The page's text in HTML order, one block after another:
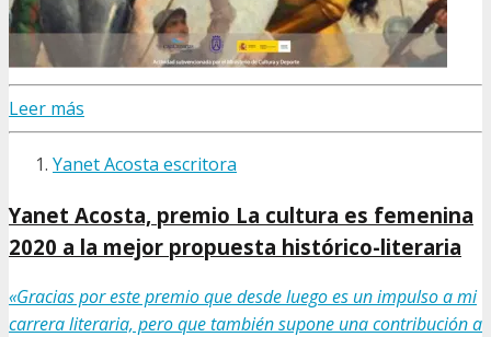
Leer más
Yanet Acosta escritora
Yanet Acosta, premio La cultura es femenina
2020 a la mejor propuesta histórico-literaria
«Gracias por este premio que desde luego es un impulso a mi
carrera literaria, pero que también supone una contribución a